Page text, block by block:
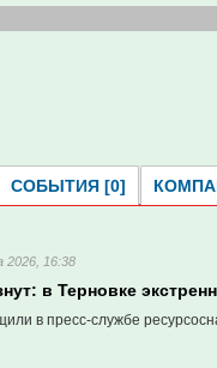
СОБЫТИЯ [0]
2026, 16:38
в Терновке
в пресс-службе